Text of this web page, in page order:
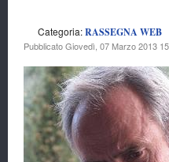
Categoria:RASSEGNA WEB
Pubblicato Giovedì, 07 Marzo 2013